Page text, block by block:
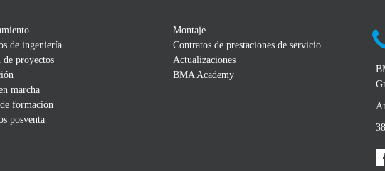
de ingeniería
de proyectos
marcha
formación
posventa
Montaje
Contratos de prestaciones de servicio
Actualizaciones
BMA Academy